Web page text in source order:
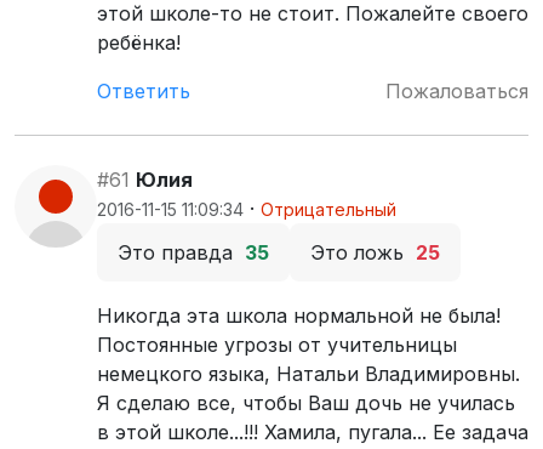
этой школе-то не стоит. Пожалейте своего
ребёнка!
Ответить
Пожаловаться
#61 Юлия
2016-11-15 11:09:34 · Отрицательный
Это правда 35 Это ложь 25
Никогда эта школа нормальной не была!
Постоянные угрозы от учительницы
немецкого языка, Натальи Владимировны.
Я сделаю все, чтобы Ваш дочь не училась
в этой школе...!!! Хамила, пугала... Ее задача